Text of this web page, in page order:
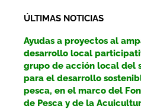
ÚLTIMAS NOTICIAS
Ayudas a proyectos al
desarrollo local
grupo de acción local del
para el desarrollo
pesca, en el marco del
de Pesca y de la